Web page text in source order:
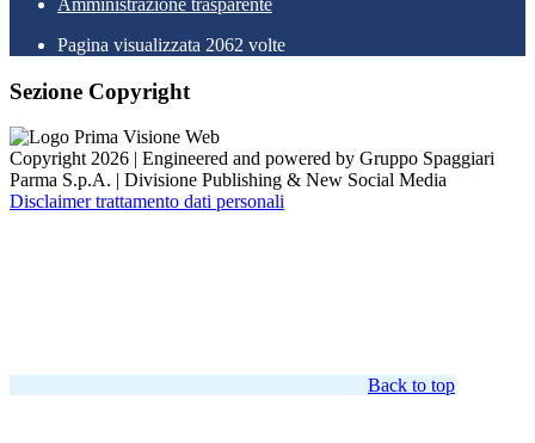
Amministrazione trasparente
Pagina visualizzata 2062 volte
Sezione Copyright
Copyright 2026 | Engineered and powered by Gruppo Spaggiari
Parma S.p.A. | Divisione Publishing & New Social Media
Disclaimer trattamento dati personali
Back to top